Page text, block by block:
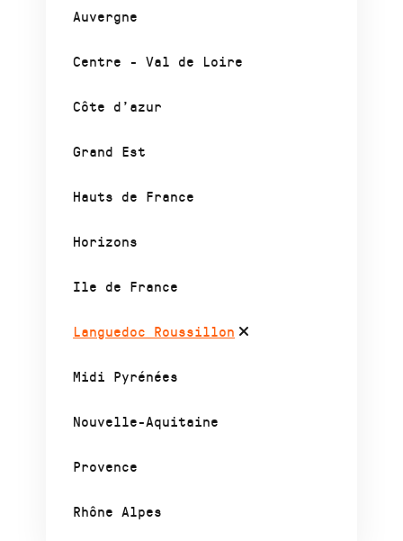
Auvergne
Centre - Val de Loire
Côte d’azur
Grand Est
Hauts de France
Horizons
Ile de France
Languedoc Roussillon
Midi Pyrénées
Nouvelle-Aquitaine
Provence
Rhône Alpes